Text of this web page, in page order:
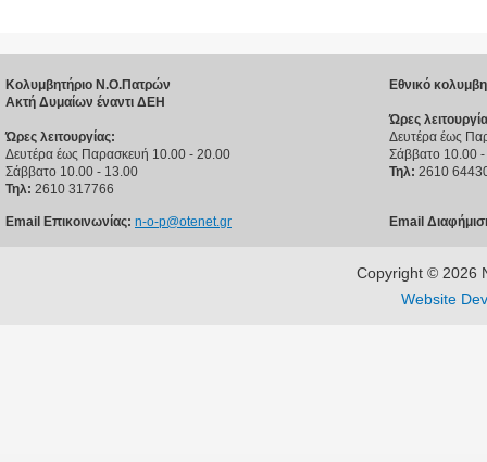
Κολυμβητήριο Ν.Ο.Πατρών
Ακτή Δυμαίων έναντι ΔΕΗ
Ώρες λειτουργίας:
Δευτέρα έως Παρασκευή 10.00 - 20.00
Σάββατο 10.00 - 13.00
Τηλ: 2610 317766
Email Επικοινωνίας: n-o-p@otenet.gr
Εθνικό
Ώρες
Δευτέρα έως
Σάββατο 10.00
Τηλ: 2610
Email
Copyright © 2026
Website